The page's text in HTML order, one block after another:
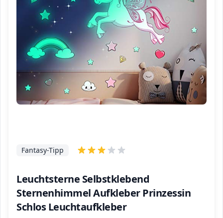
Leuchtsterne Selbstklebend
Sternenhimmel Aufkleber Prinzessin
Schlos Leuchtaufkleber
Fantasy-Tipp